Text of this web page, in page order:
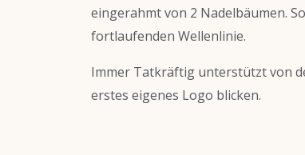
eingerahmt von 2 Nadelbäumen.
fortlaufenden Wellenlinie.
Immer Tatkräftig unterstützt von
erstes eigenes Logo blicken.